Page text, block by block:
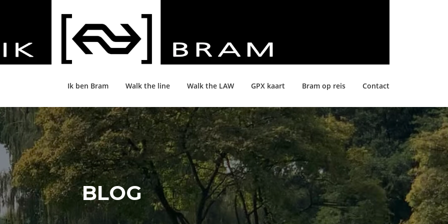
Ik ben Bram Walk the line Walk the LAW GPX kaart Bram op reis Contact
BLOG